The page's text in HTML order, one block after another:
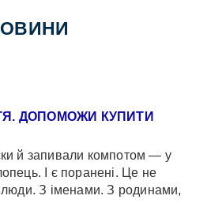
ДОПОМОЖИ КУПИТИ
й запивали компотом — у
І є поранені. Це не
люди. З іменами. З родинами,